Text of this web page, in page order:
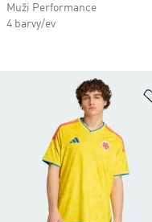
Muži Performance
4 barvy/ev